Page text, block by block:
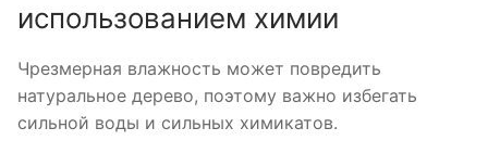
использованием химии
Чрезмерная влажность может повредить
натуральное дерево, поэтому важно избегать
сильной воды и сильных химикатов.